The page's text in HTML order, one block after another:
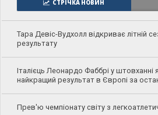
СТРІЧКА НОВИН
Тара Девіс-Вудхолл відкриває літній
результату
Італієць Леонардо Фаббрі у штовханні
найкращий результат в Європі за
Прев'ю чемпіонату світу з